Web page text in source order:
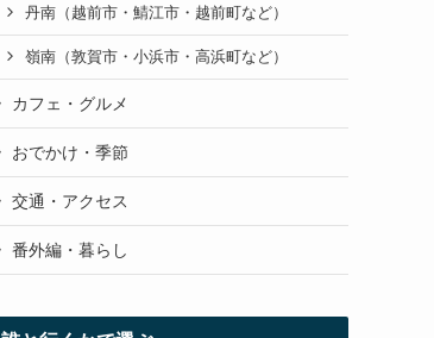
丹南（越前市・鯖江市・越前町など）
嶺南（敦賀市・小浜市・高浜町など）
カフェ・グルメ
おでかけ・季節
交通・アクセス
番外編・暮らし